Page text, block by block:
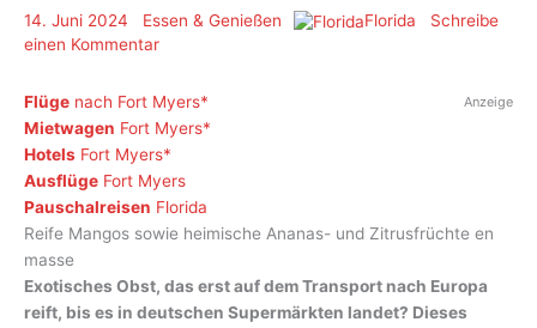
14. Juni 2024 Essen & Genießen Florida
Schreibe
einen Kommentar
Anzeige
Flüge nach Fort Myers
Mietwagen Fort Myers
Hotels Fort Myers
Ausflüge Fort Myers
Pauschalreisen Florida
Reife Mangos sowie heimische Ananas- und Zitrusfrüchte en
masse
Exotisches Obst, das erst auf dem Transport nach Europa
reift, bis es in deutschen Supermärkten landet? Dieses